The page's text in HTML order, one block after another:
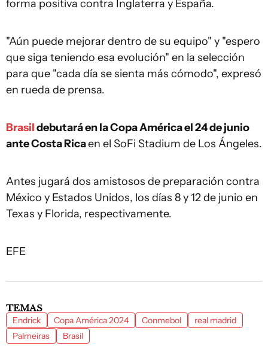
forma positiva contra Inglaterra y España.
"Aún puede mejorar dentro de su equipo" y "espero
que siga teniendo esa evolución" en la selección
para que "cada día se sienta más cómodo", expresó
en rueda de prensa.
Brasildebutará en la Copa América el 24 de junio
ante Costa Ricaen el SoFi Stadium de Los Ángeles.
Antes jugará dos amistosos de preparación contra
México y Estados Unidos, los días 8 y 12 de junio en
Texas y Florida, respectivamente.
EFE
TEMAS
Endrick Copa América 2024 Conmebol
real madrid
Palmeiras
Brasil